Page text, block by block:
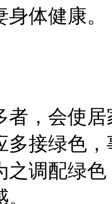
体健康。
者，会使
多接绿色
之调配绿